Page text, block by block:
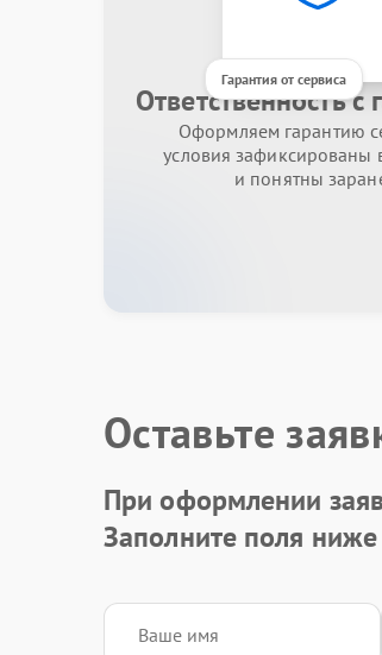
Гарантия от сервиса
Ответственность с
Оформляем гарантию
условия зафиксированы
и понятны
Оставьте
При оформлении
Заполните поля